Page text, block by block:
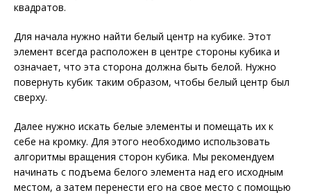
квадратов.
Для начала нужно найти белый центр на кубике. Этот
элемент всегда расположен в центре стороны кубика и
означает, что эта сторона должна быть белой. Нужно
повернуть кубик таким образом, чтобы белый центр был
сверху.
Далее нужно искать белые элементы и помещать их к
себе на кромку. Для этого необходимо использовать
алгоритмы вращения сторон кубика. Мы рекомендуем
начинать с подъема белого элемента над его исходным
местом, а затем перенести его на свое место с помощью